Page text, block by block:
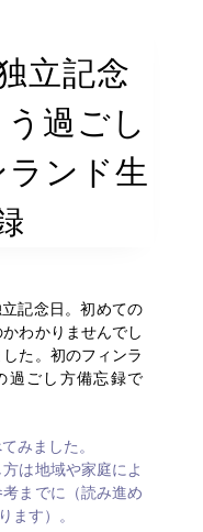
立記念
過ごし
ンド生
記念日。初めての
わかりませんでし
た。初のフィンラ
過ごし方備忘録で
みました。
は地域や家庭によ
までに（読み進め
ます）。